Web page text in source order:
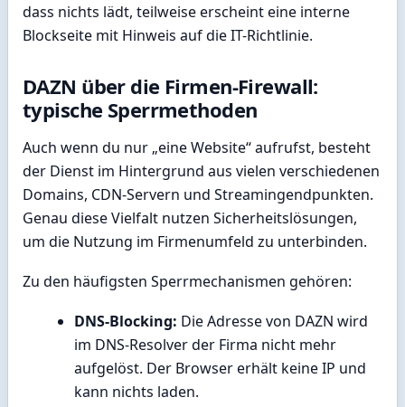
dass nichts lädt, teilweise erscheint eine interne
Blockseite mit Hinweis auf die IT-Richtlinie.
DAZN über die Firmen-Firewall:
typische Sperrmethoden
Auch wenn du nur „eine Website“ aufrufst, besteht
der Dienst im Hintergrund aus vielen verschiedenen
Domains, CDN-Servern und Streamingendpunkten.
Genau diese Vielfalt nutzen Sicherheitslösungen,
um die Nutzung im Firmenumfeld zu unterbinden.
Zu den häufigsten Sperrmechanismen gehören:
DNS-Blocking: Die Adresse von DAZN wird
im DNS-Resolver der Firma nicht mehr
aufgelöst. Der Browser erhält keine IP und
kann nichts laden.